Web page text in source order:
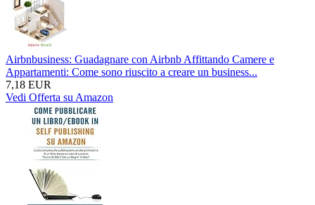
Airbnbusiness: Guadagnare con Airbnb Affittando Camere e
Appartamenti: Come sono riuscito a creare un business...
7,18 EUR
Vedi Offerta su Amazon